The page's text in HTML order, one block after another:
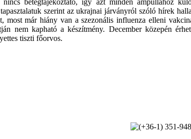
nincs betegtájékoztató, így azt minden ampullához
szerint az ukrajnai járványról szóló hírek
most már hiány van a szezonális influenza elleni
nem kapható a készítmény. December közepén
tiszti főorvos.